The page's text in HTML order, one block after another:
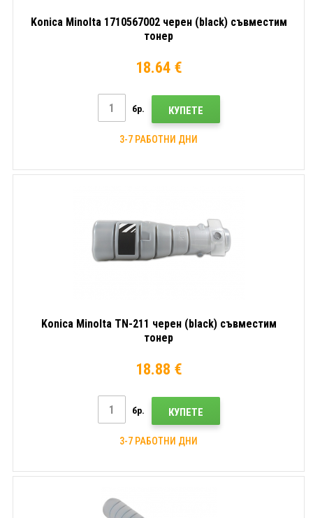
Konica Minolta 1710567002 черен (black) съвместим
тонер
18.64 €
бр. КУПЕТЕ
3-7 РАБОТНИ ДНИ
Konica Minolta TN-211 черен (black) съвместим
тонер
18.88 €
бр. КУПЕТЕ
3-7 РАБОТНИ ДНИ